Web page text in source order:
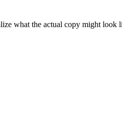
what the actual copy might look